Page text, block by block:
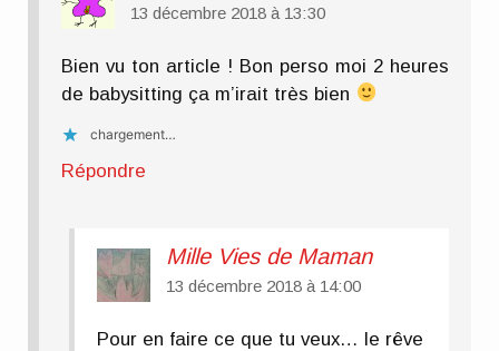
13 décembre 2018 à 13:30
Bien vu ton article ! Bon perso moi 2 heures
de babysitting ça m’irait très bien
chargement…
Répondre
Mille Vies de Maman
13 décembre 2018 à 14:00
Pour en faire ce que tu veux… le rêve